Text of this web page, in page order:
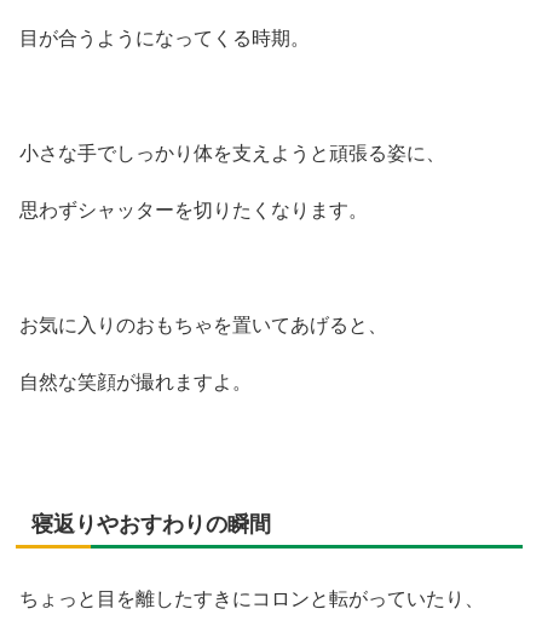
目が合うようになってくる時期。
小さな手でしっかり体を支えようと頑張る姿に、
思わずシャッターを切りたくなります。
お気に入りのおもちゃを置いてあげると、
自然な笑顔が撮れますよ。
寝返りやおすわりの瞬間
ちょっと目を離したすきにコロンと転がっていたり、